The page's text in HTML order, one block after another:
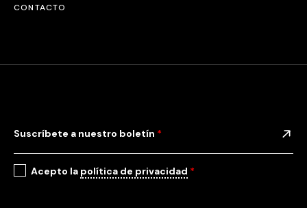
CONTACTO
Suscríbete a nuestro boletín *
Acepto la política de privacidad *